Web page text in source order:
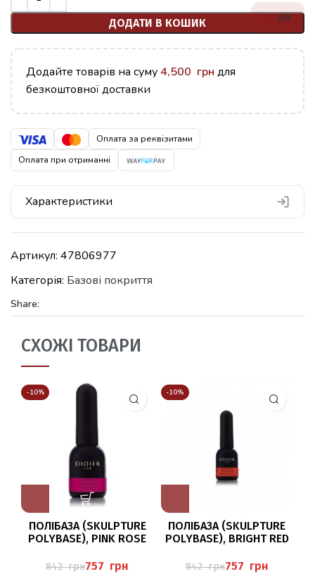
ДОДАТИ В КОШИК 89
Додайте товарів на суму 4,500 грн для
безкоштовної доставки
Оплата за реквізитами
Оплата при отриманні
Характеристики
Артикул: 47806977
Категорія: Базові покриття
Share:
СХОЖІ ТОВАРИ
-10%
ПОЛІБАЗА (SKULPTURE
POLYBASE), PINK ROSE
842грн757 грн
-10%
ПОЛІБАЗА (SKULPTURE
POLYBASE), BRIGHT RED
842грн757 грн